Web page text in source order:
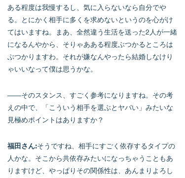
ある程度は我慢するし、気に入らないなら自分でや
る。とにかく相手に多くを求めないというのを心がけ
てはいますね。まあ、全然違う生活を送った2人が一緒
になるんやから、そりゃあある程度ぶつかるところは
ぶつかりますわ。それが嫌なんやったら結婚しなけり
ゃいいなって僕は思うかな。
――そのスタンス、すごく参考になりますね。その考
えの中で、「こういう相手を選ぶとヤバい」みたいな
見極めポイントはありますか？
福田さん:そうですね、相手にすごく依存するタイプの
人かな。そこから共依存みたいになっちゃうこともあ
りますけど、やっぱりその関係性は、あんまりよろし